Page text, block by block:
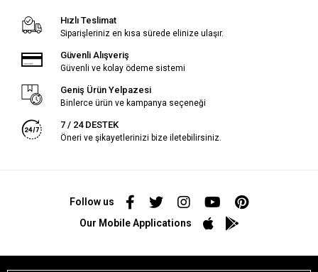
Hızlı Teslimat
Siparişleriniz en kısa sürede elinize ulaşır.
Güvenli Alışveriş
Güvenli ve kolay ödeme sistemi
Geniş Ürün Yelpazesi
Binlerce ürün ve kampanya seçeneği
7 / 24 DESTEK
Öneri ve şikayetlerinizi bize iletebilirsiniz.
Follow us
Our Mobile Applications